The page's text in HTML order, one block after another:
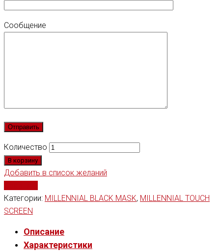
Сообщение
Количество
В корзину
Добавить в список желаний
Категории: MILLENNIAL BLACK MASK, MILLENNIAL TOUCH
SCREEN
Описание
Характеристики